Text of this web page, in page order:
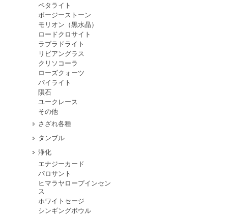
ペタライト
ボージーストーン
モリオン（黒水晶）
ロードクロサイト
ラブラドライト
リビアングラス
クリソコーラ
ローズクォーツ
パイライト
隕石
ユークレース
その他
さざれ各種
タンブル
浄化
エナジーカード
パロサント
ヒマラヤロープインセン
ス
ホワイトセージ
シンギングボウル